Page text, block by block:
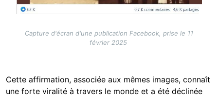
Capture d'écran d'une publication Facebook, prise le 11
février 2025
Cette affirmation, associée aux mêmes images, connaît
une forte viralité à travers le monde et a été déclinée